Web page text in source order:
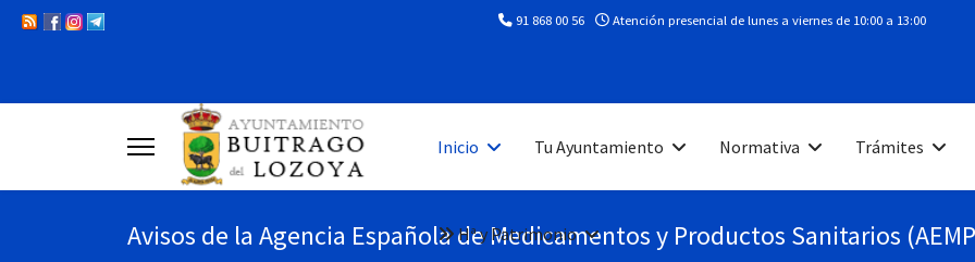
91 868 00 56 Atención presencial de lunes a viernes de 10:00 a 13:00
Inicio Tu Ayuntamiento Normativa Trámites
Hª y Patrimonio
Avisos de la Agencia Española de Medicamentos y Productos Sanitarios